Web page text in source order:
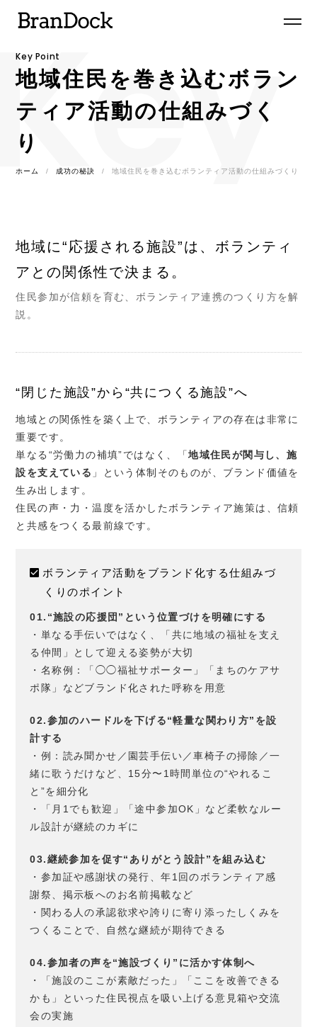
Key Point
地域住民を巻き込むボラン
ティア活動の仕組みづく
り
ホーム 成功の秘訣 地域住民を巻き込むボランティア活動の仕組みづくり
地域に“応援される施設”は、ボランティ
アとの関係性で決まる。
住民参加が信頼を育む、ボランティア連携のつくり方を解
説。
“閉じた施設”から“共につくる施設”へ
地域との関係性を築く上で、ボランティアの存在は非常に
重要です。
単なる“労働力の補填”ではなく、「地域住民が関与し、施
設を支えている 」という体制そのものが、ブランド価値を
生み出します。
住民の声・力・温度を活かしたボランティア施策は、信頼
と共感をつくる最前線です。
ボランティア活動をブランド化する仕組みづ
くりのポイント
01.“施設の応援団”という位置づけを明確にする
・単なる手伝いではなく、「共に地域の福祉を支え
る仲間」として迎える姿勢が大切
・名称例：「◯◯福祉サポーター」「まちのケアサ
ポ隊」などブランド化された呼称を用意
02.参加のハードルを下げる“軽量な関わり方”を設
計する
・例：読み聞かせ／園芸手伝い／車椅子の掃除／一
緒に歌うだけなど、15分〜1時間単位の“やれるこ
と”を細分化
・「月1でも歓迎」「途中参加OK」など柔軟なルー
ル設計が継続のカギに
03.継続参加を促す“ありがとう設計”を組み込む
・参加証や感謝状の発行、年1回のボランティア感
謝祭、掲示板へのお名前掲載など
・関わる人の承認欲求や誇りに寄り添ったしくみを
つくることで、自然な継続が期待できる
04.参加者の声を“施設づくり”に活かす体制へ
・「施設のここが素敵だった」「ここを改善できる
かも」といった住民視点を吸い上げる意見箱や交流
会の実施